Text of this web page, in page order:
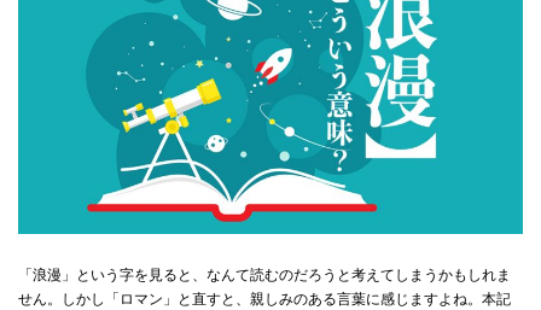
「浪漫」という字を見ると、なんて読むのだろうと考えてしまうかもしれま
せん。しかし「ロマン」と直すと、親しみのある言葉に感じますよね。本記